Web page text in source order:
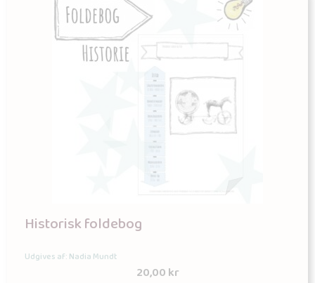
Historisk foldebog
Udgives af: Nadia Mundt
20,00kr